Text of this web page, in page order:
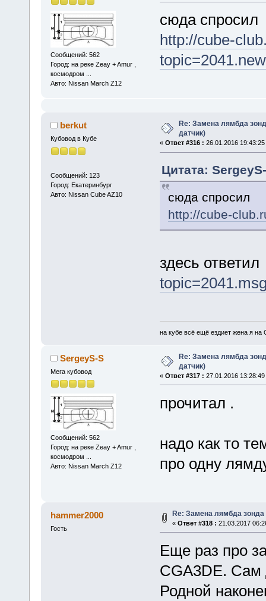
Сообщений: 562
Город: на реке Zeay + Amur ,
космодром ...
Авто: Nissan March Z12
сюда спросил
http://cube-
berkut
Кубовод в Кубе
Сообщений: 123
Город: Екатеринбург
Авто: Nissan Cube AZ10
Re: Замена лямбда
датчик)
« Ответ #316 : 26.01.2016 19:43:25
Цитата:
сюда спросил
http://cube-
здесь
на кубе всё ещё ездиет жена я на
SergeyS-S
Мега кубовод
Сообщений: 562
Город: на реке Zeay + Amur ,
космодром ...
Авто: Nissan March Z12
Re: Замена лямбда
датчик)
« Ответ #317 : 27.01.2016 13:28:49
прочитал .
надо как то
про одну
hammer2000
Гость
Re: Замена лямбда
« Ответ #318 : 21.03.2017
Еще раз про
CGA3DE. Сам
Родной